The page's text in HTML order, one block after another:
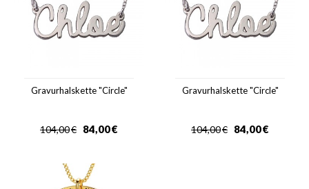
Gravurhalskette "Circle"
€
104,00 €
84,00
Gravurhalskette "Circle"
€
104,00 €
84,00